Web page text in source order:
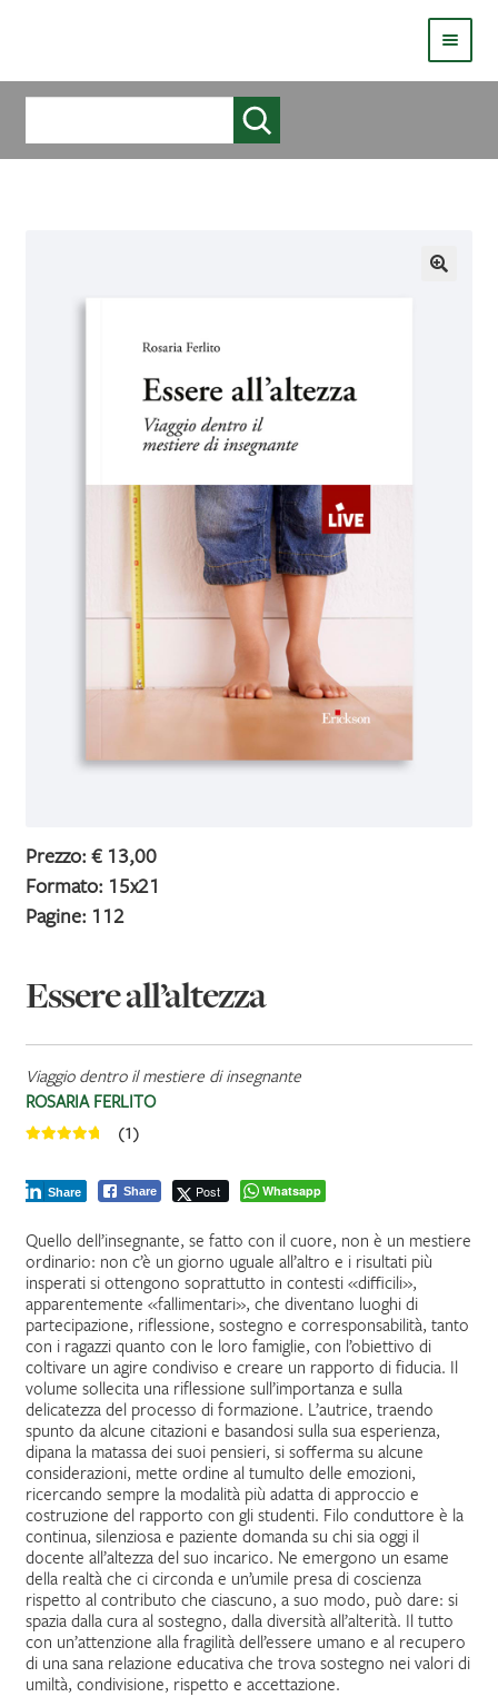
HOMEPAGE
COS’È LIVE
COME ACQUISTARE UN LIBRO ERICKSONLIVE?
VIDEO
IL MIO PROFILO
Prezzo: € 13,00
Formato: 15x21
Pagine: 112
Essere all’altezza
Viaggio dentro il mestiere di insegnante
ROSARIA FERLITO
(1)
Share Post
Share Whatsapp
Quello dell’insegnante, se fatto con il cuore, non è un mestiere
ordinario: non c’è un giorno uguale all’altro e i risultati più
insperati si ottengono soprattutto in contesti «difficili»,
apparentemente «fallimentari», che diventano luoghi di
partecipazione, riflessione, sostegno e corresponsabilità, tanto
con i ragazzi quanto con le loro famiglie, con l’obiettivo di
coltivare un agire condiviso e creare un rapporto di fiducia. Il
volume sollecita una riflessione sull’importanza e sulla
delicatezza del processo di formazione. L’autrice, traendo
spunto da alcune citazioni e basandosi sulla sua esperienza,
dipana la matassa dei suoi pensieri, si sofferma su alcune
considerazioni, mette ordine al tumulto delle emozioni,
ricercando sempre la modalità più adatta di approccio e
costruzione del rapporto con gli studenti. Filo conduttore è la
continua, silenziosa e paziente domanda su chi sia oggi il
docente all’altezza del suo incarico. Ne emergono un esame
della realtà che ci circonda e un’umile presa di coscienza
rispetto al contributo che ciascuno, a suo modo, può dare: si
spazia dalla cura al sostegno, dalla diversità all’alterità. Il tutto
con un’attenzione alla fragilità dell’essere umano e al recupero
di una sana relazione educativa che trova sostegno nei valori di
umiltà, condivisione, rispetto e accettazione.